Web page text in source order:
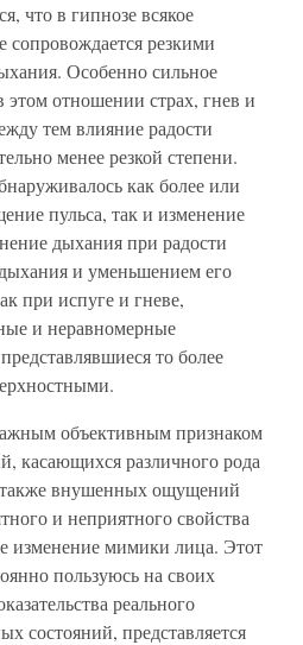
что в гипнозе всякое
резкими
Особенно сильное
отношении страх, гнев и
тем влияние радости
менее резкой степени.
как более или
пульса, так и изменение
дыхания при радости
и уменьшением его
при испуге и гневе,
и неравномерные
то более
объективным признаком
касающихся различного рода
внушенных ощущений
и неприятного свойства
изменение мимики лица. Этот
пользуюсь на своих
реального
состояний, представляется